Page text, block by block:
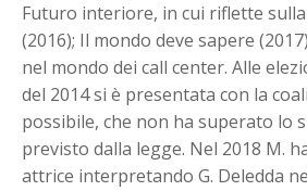
Futuro interiore, in cui riflette
(2016); Il mondo deve sapere
nel mondo dei call center. Alle
del 2014 si è presentata con la
possibile, che non ha superato lo
previsto dalla legge. Nel 2018 M.
attrice interpretando G. Deledda